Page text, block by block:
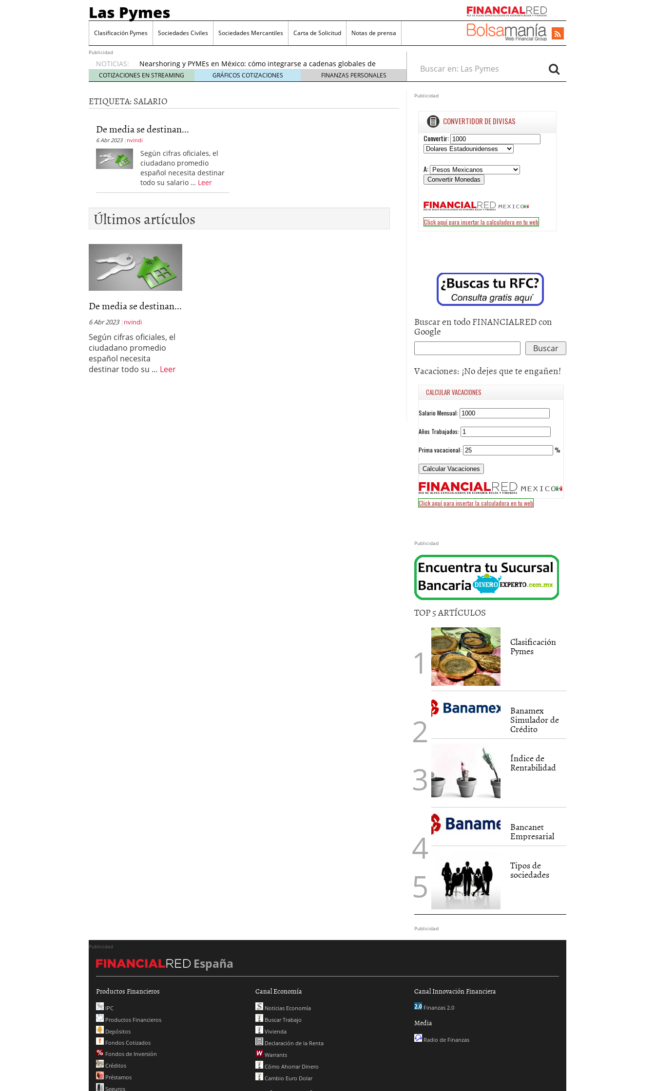
Las Pymes
Clasificación Pymes Sociedades Civiles Sociedades Mercantiles Carta de Solicitud Notas de prensa
Publicidad
NOTICIAS:
Retos de las PYMES Mexicanas rumbo al Mundial 2026: cómo prepararse
para la demanda de consumidores 6 enero, 2026
Turismo y PYMEs: qué segmentos están creciendo y cómo aprovechar la
Nearshoring y PYMEs en México: cómo integrarse a cadenas globales de
suministro 21 enero, 2026
El impacto del entorno económico 2026 en las pequeñas y medianas
Proveedores de Pemex en crisis: despidos y pérdidas en miles de PYMEs
Retos de las PYMES Mexicanas rumbo al Mundial 2026: cómo prepararse
para la demanda de consumidores
Turismo y PYMEs: qué segmentos están creciendo y cómo aprovechar la
demanda 26 enero, 2026
COTIZACIONES EN STREAMING GRÁFICOS COTIZACIONES FINANZAS PERSONALES
Buscar en:
ETIQUETA: SALARIO
De media se destinan...
6 Abr 2023 nvindi
Según cifras oficiales, el
ciudadano promedio
español necesita destinar
todo su salario … Leer
Últimos artículos
De media se destinan...
6 Abr 2023 nvindi
Según cifras oficiales, el
ciudadano promedio
español necesita
destinar todo su … Leer
Publicidad
Buscar en todo FINANCIALRED con
Google
Vacaciones: ¡No dejes que te engañen!
Publicidad
TOP 5 ARTÍCULOS
Clasificación
Pymes
Banamex
Simulador de
Crédito
Índice de
Rentabilidad
Bancanet
Empresarial
Tipos de
sociedades
Publicidad
Publicidad
España
Productos Financieros
IPC
Productos Financieros
Depósitos
Fondos Cotizados
Fondos de Inversión
Créditos
Préstamos
Seguros
Canal Economía
Noticias Economía
Buscar Trabajo
Vivienda
Declaración de la Renta
Warrants
Cómo Ahorrar Dinero
Cambio Euro Dolar
Canal Innovación Financiera
Finanzas 2.0
Media
Radio de Finanzas